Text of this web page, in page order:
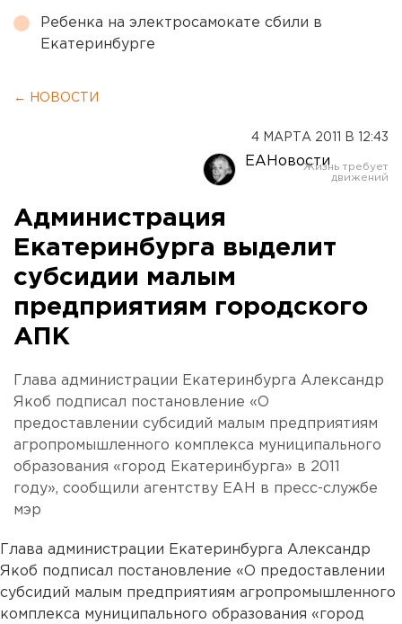
Ребенка на электросамокате сбили в
Екатеринбурге
← НОВОСТИ
4 МАРТА 2011 В 12:43
ЕАНовости
Администрация
Екатеринбурга выделит
субсидии малым
предприятиям городского
АПК
Глава администрации Екатеринбурга Александр
Якоб подписал постановление «О
предоставлении субсидий малым предприятиям
агропромышленного комплекса муниципального
образования «город Екатеринбурга» в 2011
году», сообщили агентству ЕАН в пресс-службе
мэр
Глава администрации Екатеринбурга Александр
Якоб подписал постановление «О предоставлении
субсидий малым предприятиям агропромышленного
комплекса муниципального образования «город